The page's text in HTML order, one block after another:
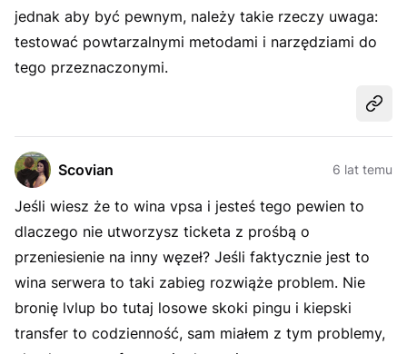
jednak aby być pewnym, należy takie rzeczy uwaga:
testować powtarzalnymi metodami i narzędziami do
tego przeznaczonymi.
Scovian 6 lat temu
Jeśli wiesz że to wina vpsa i jesteś tego pewien to
dlaczego nie utworzysz ticketa z prośbą o
przeniesienie na inny węzeł? Jeśli faktycznie jest to
wina serwera to taki zabieg rozwiąże problem. Nie
bronię lvlup bo tutaj losowe skoki pingu i kiepski
transfer to codzienność, sam miałem z tym problemy,